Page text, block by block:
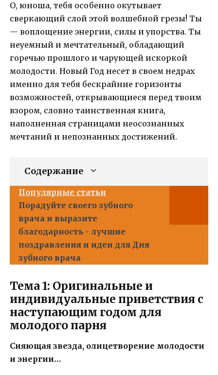
О, юноша, тебя особенно окутывает
сверкающий слой этой волшебной грезы! Ты
— воплощение энергии, силы и упорства. Ты
неуемный и мечтательный, обладающий
горечью прошлого и чарующей искоркой
молодости. Новый Год несет в своем недрах
именно для тебя бескрайние горизонты
возможностей, открывающиеся перед твоим
взором, словно таинственная книга,
наполненная страницами неосознанных
мечтаний и непознанных достижений.
Содержание
Популярные статьи
Порадуйте своего зубного
врача и выразите
благодарность - лучшие
поздравления и идеи для Дня
зубного врача
Тема 1: Оригинальные и
индивидуальные приветствия с
наступающим годом для
молодого парня
Сияющая звезда, олицетворение молодости
и энергии…